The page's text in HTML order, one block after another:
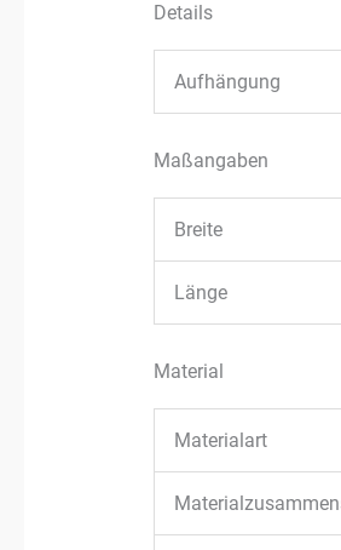
Details
Aufhängung
Maßangaben
Breite
Länge
Material
Materialart